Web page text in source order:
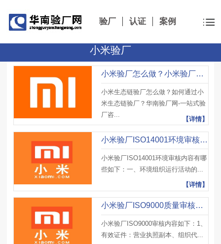
验厂 认证 案例
小米验厂
小米验厂怎么做？小米验厂原则
小米生态链验厂怎么做？如何通过小
米生态链验厂？华南验厂网-一站式验
厂咨...
【详情】
小米验厂ISO14001环境审核内容有哪些？
小米验厂ISO14001环境审核内容有哪
些如下：一、环境组织运行活动的...
【详情】
小米验厂ISO9000质量审核内容有哪些？
小米验厂ISO9000审核内容如下：1、
有效证件：营业执照副本、组织代...